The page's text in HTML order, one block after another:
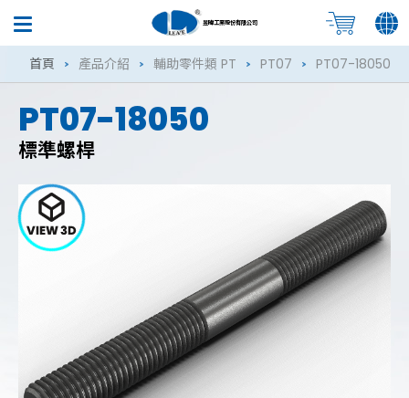
昱暐工業股份有限公司
首頁 產品介紹 輔助零件類 PT PT07 PT07-18050
PT07-18050
標準螺桿